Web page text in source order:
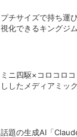
プチサイズで持ち運
視化できるキングジ
ミニ四駆×コロコロ
ししたメディアミッ
話題の生成AI「